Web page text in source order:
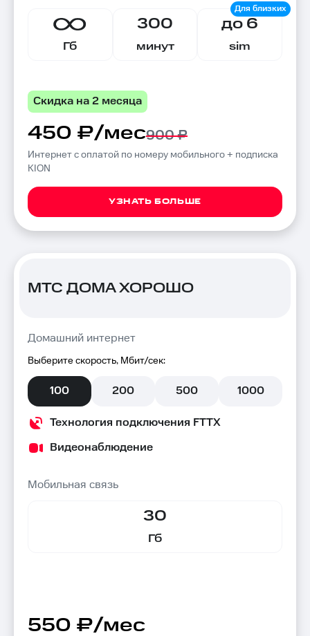
Гб
300
минут
до 6
sim
Скидка на 2 месяца
450 ₽/мес900 ₽
Интернет с оплатой по номеру мобильного + подписка
KION
УЗНАТЬ БОЛЬШЕ
МТС ДОМА ХОРОШО
Домашний интернет
Выберите скорость, Мбит/сек:
100 200 500 1000
Технология подключения FTTX
Видеонаблюдение
Мобильная связь
30
Гб
550 ₽/мес